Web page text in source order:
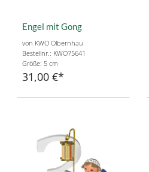
Engel mit Gong
von KWO Olbernhau
Bestellnr.: KWO75641
Größe: 5 cm
31,00 €